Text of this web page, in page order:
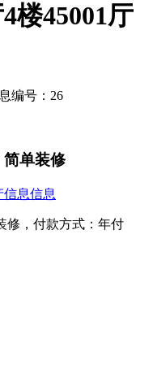
楼45001厅
编号：26
简单装修
息信息
修， 付款方式： 年付